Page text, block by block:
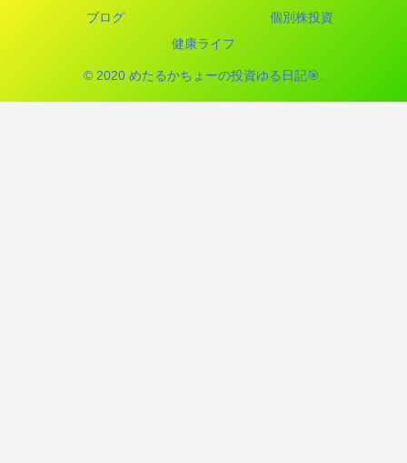
ブログ
個別株投資
健康ライフ
© 2020 めたるかちょーの投資ゆる日記🎯.